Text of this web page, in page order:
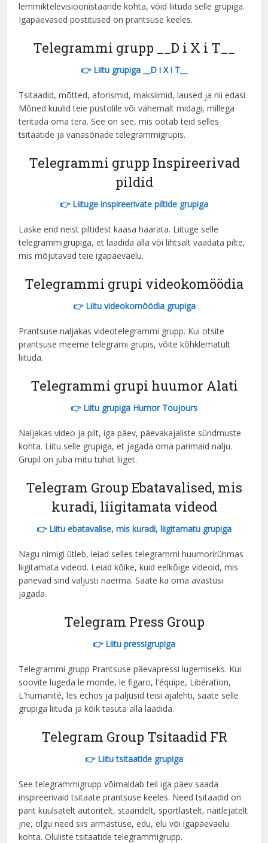
Indonesian
Korean
Latvian
Lithuanian
Slovak
Vietnamese
lemmiktelevisioonistaaride kohta, võid liituda selle grupiga.
Igapäevased postitused on prantsuse keeles.
Telegrammi grupp __D i X i T__
👉 Liitu grupiga __D i X i T__
Tsitaadid, mõtted, aforismid, maksiimid, laused ja nii edasi.
Mõned kuulid teie püstolile või vähemalt midagi, millega
teritada oma tera. See on see, mis ootab teid selles
tsitaatide ja vanasõnade telegrammigrupis.
Telegrammi grupp Inspireerivad
pildid
👉 Liituge inspireerivate piltide grupiga
Laske end neist piltidest kaasa haarata. Liituge selle
telegrammigrupiga, et laadida alla või lihtsalt vaadata pilte,
mis mõjutavad teie igapäevaelu.
Telegrammi grupi videokomöödia
👉 Liitu videokomöödia grupiga
Prantsuse naljakas videotelegrammi grupp. Kui otsite
prantsuse meeme telegrami grupis, võite kõhklematult
liituda.
Telegrammi grupi huumor Alati
👉 Liitu grupiga Humor Toujours
Naljakas video ja pilt, iga päev, päevakajaliste sündmuste
kohta. Liitu selle grupiga, et jagada oma parimaid nalju.
Grupil on juba mitu tuhat liiget.
Telegram Group Ebatavalised, mis
kuradi, liigitamata videod
👉 Liitu ebatavalise, mis kuradi, liigitamatu grupiga
Nagu nimigi ütleb, leiad selles telegrammi huumorirühmas
liigitamata videod. Leiad kõike, kuid eelkõige videoid, mis
panevad sind valjusti naerma. Saate ka oma avastusi
jagada.
Telegram Press Group
👉 Liitu pressigrupiga
Telegrammi grupp Prantsuse päevapressi lugemiseks. Kui
soovite lugeda le monde, le figaro, l'équipe, Libération,
L'humanité, les echos ja paljusid teisi ajalehti, saate selle
grupiga liituda ja kõik tasuta alla laadida.
Telegram Group Tsitaadid FR
👉 Liitu tsitaatide grupiga
See telegrammigrupp võimaldab teil iga päev saada
inspireerivaid tsitaate prantsuse keeles. Need tsitaadid on
pärit kuulsatelt autoritelt, staaridelt, sportlastelt, näitlejatelt
jne, olgu need siis armastuse, edu, elu või igapäevaelu
kohta. Oluliste tsitaatide telegrammigrupp.